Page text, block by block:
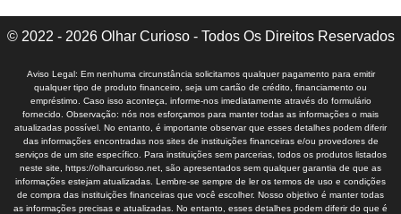
© 2022 - 2026 Olhar Curioso - Todos Os Direitos Reservados
Aviso Legal: Em nenhuma circunstância solicitamos qualquer pagamento para emitir
qualquer tipo de produto financeiro, seja um cartão de crédito, financiamento ou
empréstimo. Caso isso aconteça, informe-nos imediatamente através do formulário
fornecido. Observação: nós nos esforçamos para manter todas as informações o mais
atualizadas possível. No entanto, é importante observar que esses detalhes podem diferir
das informações encontradas nos sites de instituições financeiras e/ou provedores de
serviços de um site específico. Para instituições sem parcerias, todos os produtos listados
neste site, https://olharcurioso.net, são apresentados sem qualquer garantia de que as
informações estejam atualizadas. Lembre-se sempre de ler os termos de uso e condições
de compra das instituições financeiras que você escolher. Nosso objetivo é manter todas
as informações precisas e atualizadas. No entanto, esses detalhes podem diferir do que é